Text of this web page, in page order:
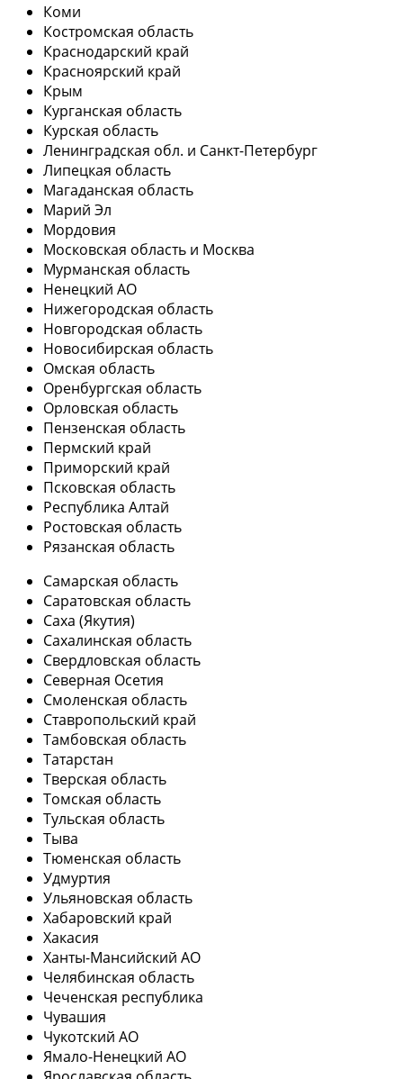
Коми
Костромская область
Краснодарский край
Красноярский край
Крым
Курганская область
Курская область
Ленинградская обл. и Санкт-Петербург
Липецкая область
Магаданская область
Марий Эл
Мордовия
Московская область и Москва
Мурманская область
Ненецкий АО
Нижегородская область
Новгородская область
Новосибирская область
Омская область
Оренбургская область
Орловская область
Пензенская область
Пермский край
Приморский край
Псковская область
Республика Алтай
Ростовская область
Рязанская область
Самарская область
Саратовская область
Саха (Якутия)
Сахалинская область
Свердловская область
Северная Осетия
Смоленская область
Ставропольский край
Тамбовская область
Татарстан
Тверская область
Томская область
Тульская область
Тыва
Тюменская область
Удмуртия
Ульяновская область
Хабаровский край
Хакасия
Ханты-Мансийский АО
Челябинская область
Чеченская республика
Чувашия
Чукотский АО
Ямало-Ненецкий АО